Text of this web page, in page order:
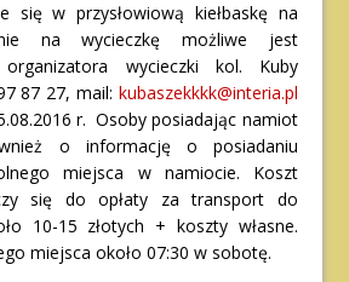
się w przysłowiową kiełbaskę na
na wycieczkę możliwe jest
wycieczki kol. Kuby
87 27, mail: kubaszekkkk@interia.pl
r. Osoby posiadając namiot
o informację o posiadaniu
miejsca w namiocie. Koszt
się do opłaty za transport do
10-15 złotych + koszty własne.
miejsca około 07:30 w sobotę.